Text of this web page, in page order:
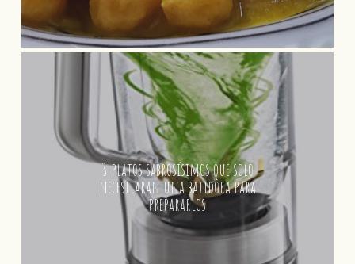
3 platos sabrosísimos que solo
necesitaran una batidora para
prepararlos